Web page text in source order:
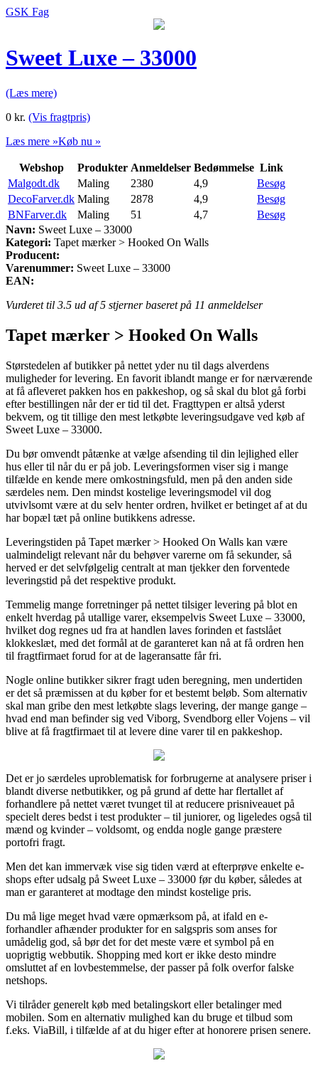
GSK Fag
Sweet Luxe – 33000
(Læs mere)
0 kr. (Vis fragtpris)
Læs mere »Køb nu »
Webshop Produkter Anmeldelser Bedømmelse Link
Malgodt.dk
Maling 2380 4,9
Besøg
DecoFarver.dk Maling 2878 4,9
Besøg
BNFarver.dk
Maling 51 4,7
Besøg
Navn: Sweet Luxe – 33000
Kategori: Tapet mærker > Hooked On Walls
Producent:
Varenummer: Sweet Luxe – 33000
EAN:
Vurderet til 3.5 ud af 5 stjerner baseret på 11 anmeldelser
Tapet mærker > Hooked On Walls
Størstedelen af butikker på nettet yder nu til dags alverdens
muligheder for levering. En favorit iblandt mange er for nærværende
at få afleveret pakken hos en pakkeshop, og så skal du blot gå forbi
efter bestillingen når der er tid til det. Fragttypen er altså yderst
bekvem, og tit tillige den mest letkøbte leveringsudgave ved køb af
Sweet Luxe – 33000.
Du bør omvendt påtænke at vælge afsending til din lejlighed eller
hus eller til når du er på job. Leveringsformen viser sig i mange
tilfælde en kende mere omkostningsfuld, men på den anden side
særdeles nem. Den mindst kostelige leveringsmodel vil dog
utvivlsomt være at du selv henter ordren, hvilket er betinget af at du
har bopæl tæt på online butikkens adresse.
Leveringstiden på Tapet mærker > Hooked On Walls kan være
ualmindeligt relevant når du behøver varerne om få sekunder, så
herved er det selvfølgelig centralt at man tjekker den forventede
leveringstid på det respektive produkt.
Temmelig mange forretninger på nettet tilsiger levering på blot en
enkelt hverdag på utallige varer, eksempelvis Sweet Luxe – 33000,
hvilket dog regnes ud fra at handlen laves forinden et fastslået
klokkeslæt, med det formål at de garanteret kan nå at få ordren hen
til fragtfirmaet forud for at de lageransatte får fri.
Nogle online butikker sikrer fragt uden beregning, men undertiden
er det så præmissen at du køber for et bestemt beløb. Som alternativ
skal man gribe den mest letkøbte slags levering, der mange gange –
hvad end man befinder sig ved Viborg, Svendborg eller Vojens – vil
blive at få fragtfirmaet til at levere dine varer til en pakkeshop.
Det er jo særdeles uproblematisk for forbrugerne at analysere priser i
blandt diverse netbutikker, og på grund af dette har flertallet af
forhandlere på nettet været tvunget til at reducere prisniveauet på
specielt deres bedst i test produkter – til juniorer, og ligeledes også til
mænd og kvinder – voldsomt, og endda nogle gange præstere
portofri fragt.
Men det kan immervæk vise sig tiden værd at efterprøve enkelte e-
shops efter udsalg på Sweet Luxe – 33000 før du køber, således at
man er garanteret at modtage den mindst kostelige pris.
Du må lige meget hvad være opmærksom på, at ifald en e-
forhandler afhænder produkter for en salgspris som anses for
umådelig god, så bør det for det meste være et symbol på en
uoprigtig webbutik. Shopping med kort er ikke desto mindre
omsluttet af en lovbestemmelse, der passer på folk overfor falske
netshops.
Vi tilråder generelt køb med betalingskort eller betalinger med
mobilen. Som en alternativ mulighed kan du bruge et tilbud som
f.eks. ViaBill, i tilfælde af at du higer efter at honorere prisen senere.